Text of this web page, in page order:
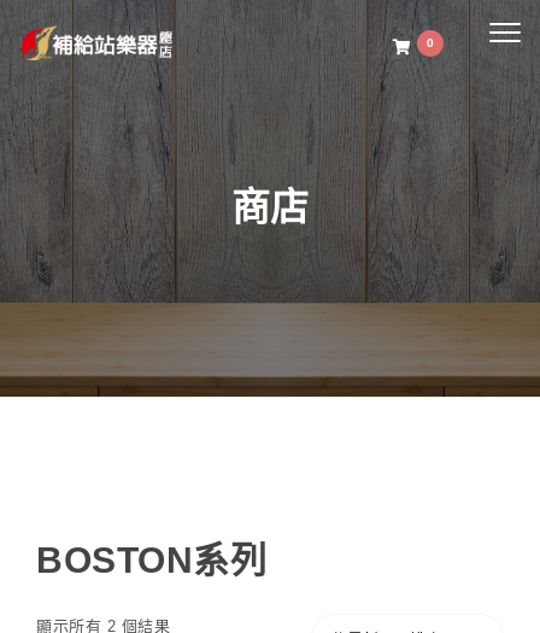
0
商店
BOSTON系列
顯示所有 2 個結果